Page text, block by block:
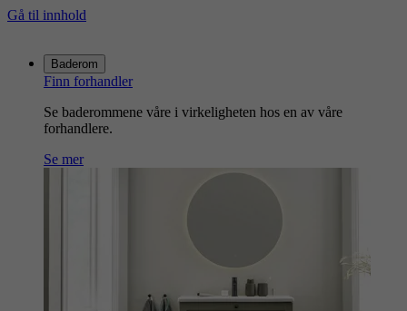
Gå til innhold
hjemmesiden
Baderom
Finn forhandler
Se baderommene våre i virkeligheten hos en av våre
forhandlere.
Se mer